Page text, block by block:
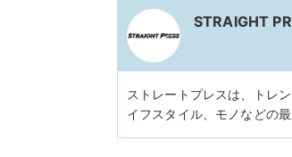
STRAIGHT
ストレートプレスは、トレ
イフスタイル、モノなどの